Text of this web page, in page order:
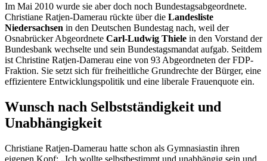
Im Mai 2010 wurde sie aber doch noch Bundestagsabgeordnete.
Christiane Ratjen-Damerau rückte über die Landesliste
Niedersachsen in den Deutschen Bundestag nach, weil der
Osnabrücker Abgeordnete Carl-Ludwig Thiele in den Vorstand der
Bundesbank wechselte und sein Bundestagsmandat aufgab. Seitdem
ist Christine Ratjen-Damerau eine von 93 Abgeordneten der FDP-
Fraktion. Sie setzt sich für freiheitliche Grundrechte der Bürger, eine
effizientere Entwicklungspolitik und eine liberale Frauenquote ein.
Wunsch nach Selbstständigkeit und
Unabhängigkeit
Christiane Ratjen-Damerau hatte schon als Gymnasiastin ihren
eigenen Kopf: „Ich wollte selbstbestimmt und unabhängig sein und